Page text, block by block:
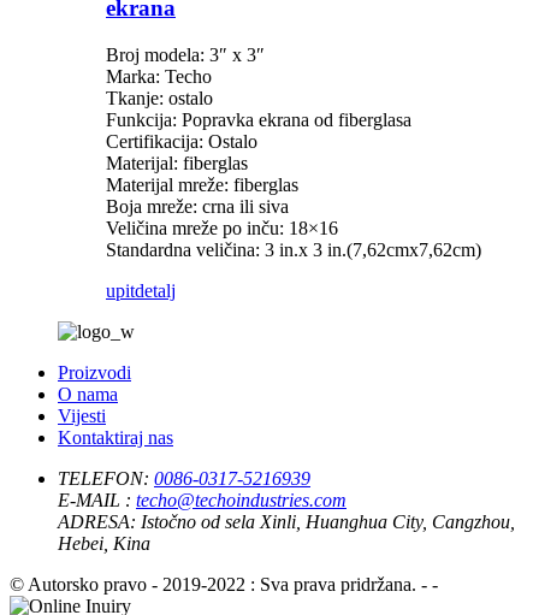
ekrana
Broj modela: 3″ x 3″
Marka: Techo
Tkanje: ostalo
Funkcija: Popravka ekrana od fiberglasa
Certifikacija: Ostalo
Materijal: fiberglas
Materijal mreže: fiberglas
Boja mreže: crna ili siva
Veličina mreže po inču: 18×16
Standardna veličina: 3 in.x 3 in.(7,62cmx7,62cm)
upitdetalj
Proizvodi
O nama
Vijesti
Kontaktiraj nas
TELEFON: 0086-0317-5216939
E-MAIL : techo@techoindustries.com
ADRESA: Istočno od sela Xinli, Huanghua City, Cangzhou,
Hebei, Kina
© Autorsko pravo - 2019-2022 : Sva prava pridržana. - -